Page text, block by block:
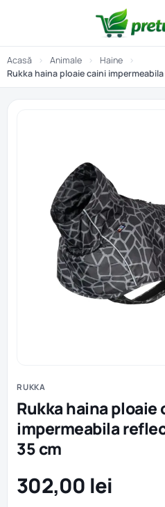
Acasă › Animale › Haine
›
Rukka haina ploaie caini
RUKKA
Rukka haina ploaie
impermeabila
35 cm
302,00 lei